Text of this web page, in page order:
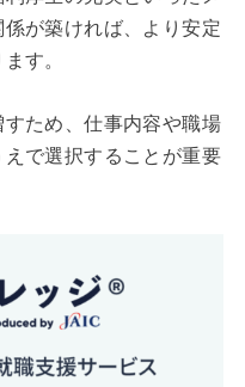
が築ければ、より安定
す。
ため、仕事内容や職場
で選択することが重要